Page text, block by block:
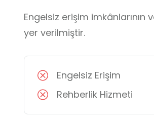
Engelsiz erişim
yer verilmiştir.
Engelsiz Erişim
Rehberlik Hizmeti